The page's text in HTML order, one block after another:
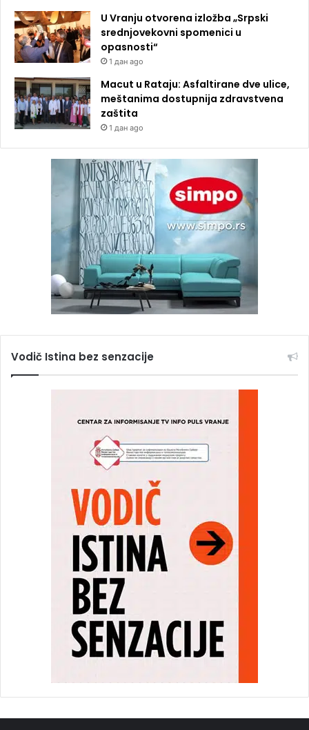
U Vranju otvorena izložba „Srpski
srednjovekovni spomenici u
opasnosti“
1 дан ago
Macut u Rataju: Asfaltirane dve ulice,
meštanima dostupnija zdravstvena
zaštita
1 дан ago
Vodič Istina bez senzacije